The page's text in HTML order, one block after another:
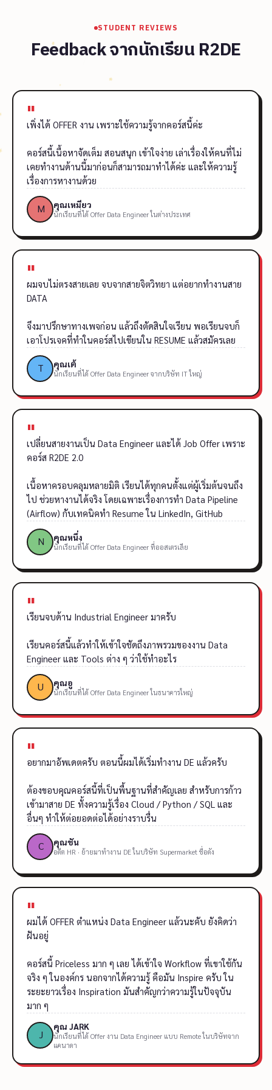
STUDENT REVIEWS
Feedback จากนักเรียน R2DE
"
เพิ่งได้ OFFER งาน เพราะใช้ความรู้จากคอร์สนี้ค่ะ
คอร์สนี้เนื้อหาจัดเต็ม สอนสนุก เข้าใจง่าย เล่าเรื่องให้คนที่ไม่
เคยทำงานด้านนี้มาก่อนก็สามารถมาทำได้ค่ะ และให้ความรู้
เรื่องการหางานด้วย
คุณเหมียว
นักเรียนที่ได้ Offer Data Engineer ในต่างประเทศ
"
ผมจบไม่ตรงสายเลย จบจากสายจิตวิทยา แต่อยากทำงานสาย
DATA
จึงมาปรึกษาทางเพจก่อน แล้วถึงตัดสินใจเรียน พอเรียนจบก็
เอาโปรเจคที่ทำในคอร์สไปเขียนใน RESUME แล้วสมัครเลย
คุณเต้
นักเรียนที่ได้ Offer Data Engineer จากบริษัท IT ใหญ่
"
เปลี่ยนสายงานเป็น Data Engineer และได้ Job Offer เพราะ
คอร์ส R2DE 2.0
เนื้อหาครอบคลุมหลายมิติ เรียนได้ทุกคนตั้งแต่ผู้เริ่มต้นจนถึง
ไป ช่วยหางานได้จริง โดยเฉพาะเรื่องการทำ Data Pipeline
(Airflow) กับเทคนิคทำ Resume ใน LinkedIn, GitHub
คุณหนึ่ง
นักเรียนที่ได้ Offer Data Engineer ที่ออสเตรเลีย
"
เรียนจบด้าน Industrial Engineer มาครับ
เรียนคอร์สนี้แล้วทำให้เข้าใจชัดถึงภาพรวมของงาน Data
Engineer และ Tools ต่าง ๆ ว่าใช้ทำอะไร
คุณอู
นักเรียนที่ได้ Offer Data Engineer ในธนาคารใหญ่
"
อยากมาอัพเดตครับ ตอนนี้ผมได้เริ่มทำงาน DE แล้วครับ
ต้องขอบคุณคอร์สนี้ที่เป็นพื้นฐานที่สำคัญเลย สำหรับการก้าว
เข้ามาสาย DE ทั้งความรู้เรื่อง Cloud / Python / SQL และ
อื่นๆ ทำให้ต่อยอดต่อได้อย่างราบรื่น
คุณชัน
อดีต HR · ย้ายมาทำงาน DE ในบริษัท Supermarket ชื่อดัง
"
ผมได้ OFFER ตำแหน่ง Data Engineer แล้วนะคับ ยังคิดว่า
ฝันอยู่
คอร์สนี้ Priceless มาก ๆ เลย ได้เข้าใจ Workflow ที่เขาใช้กัน
จริง ๆ ในองค์กร นอกจากได้ความรู้ คือมัน Inspire ครับ ใน
ระยะยาวเรื่อง Inspiration มันสำคัญกว่าความรู้ในปัจจุบัน
มาก ๆ
คุณ JARK
นักเรียนที่ได้ Offer งาน Data Engineer แบบ Remote ในบริษัทจาก
แคนาดา